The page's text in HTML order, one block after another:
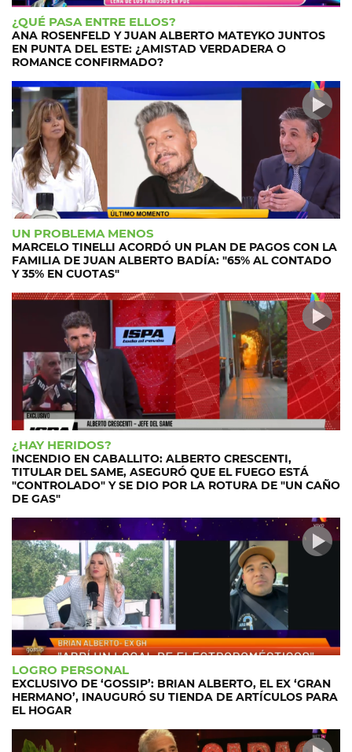
¿QUÉ PASA ENTRE ELLOS?
ANA ROSENFELD Y JUAN ALBERTO MATEYKO JUNTOS
EN PUNTA DEL ESTE: ¿AMISTAD VERDADERA O
ROMANCE CONFIRMADO?
UN PROBLEMA MENOS
MARCELO TINELLI ACORDÓ UN PLAN DE PAGOS CON LA
FAMILIA DE JUAN ALBERTO BADÍA: "65% AL CONTADO
Y 35% EN CUOTAS"
¿HAY HERIDOS?
INCENDIO EN CABALLITO: ALBERTO CRESCENTI,
TITULAR DEL SAME, ASEGURÓ QUE EL FUEGO ESTÁ
"CONTROLADO" Y SE DIO POR LA ROTURA DE "UN CAÑO
DE GAS"
LOGRO PERSONAL
EXCLUSIVO DE ‘GOSSIP’: BRIAN ALBERTO, EL EX ‘GRAN
HERMANO’, INAUGURÓ SU TIENDA DE ARTÍCULOS PARA
EL HOGAR